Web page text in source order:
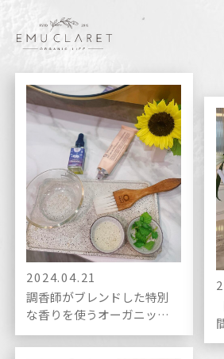
2024.04.21
調香師がブレンドした特別
な香りを使うオーガニック
ヘアカラーとはどの様なも
のなのか。